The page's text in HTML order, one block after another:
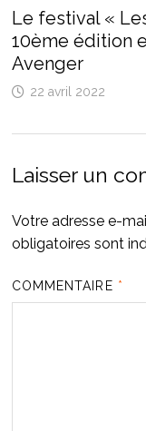
Le festival «
10ème édition
Avenger
22 avril 2022
Laisser un
Votre adresse e-
obligatoires sont
COMMENTAIRE *